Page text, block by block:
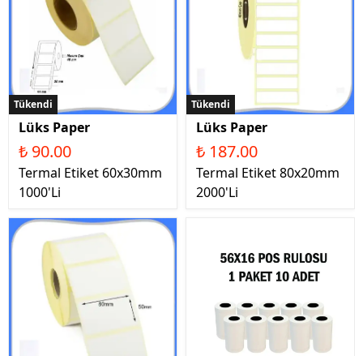
Tükendi
Lüks Paper
₺ 90.00
Termal Etiket 60x30mm
1000'Li
Tükendi
Lüks Paper
₺ 187.00
Termal Etiket 80x20mm
2000'Li